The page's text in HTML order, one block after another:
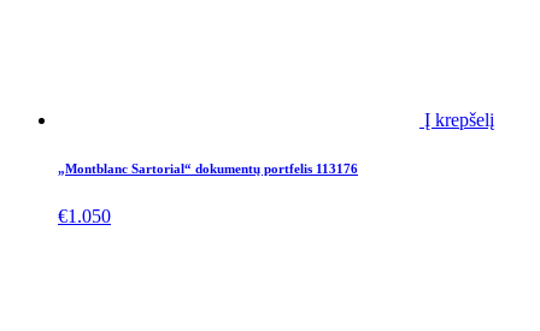
Į krepšelį
„Montblanc Sartorial“ dokumentų portfelis 113176
€1.050